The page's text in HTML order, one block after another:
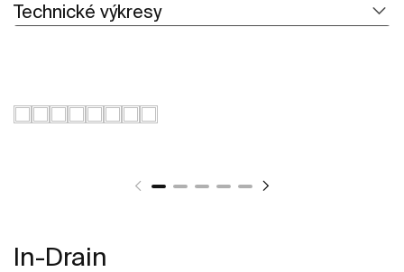
Technické výkresy
In-Drain